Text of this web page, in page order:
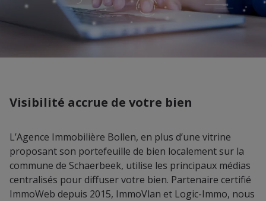
Visibilité accrue de votre bien
L’Agence Immobilière Bollen, en plus d’une vitrine
proposant son portefeuille de bien localement sur la
commune de Schaerbeek, utilise les principaux médias
centralisés pour diffuser votre bien. Partenaire certifié
ImmoWeb depuis 2015, ImmoVlan et Logic-Immo, nous